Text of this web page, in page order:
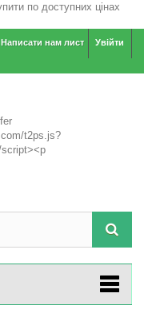
Увійти
Написати нам лист